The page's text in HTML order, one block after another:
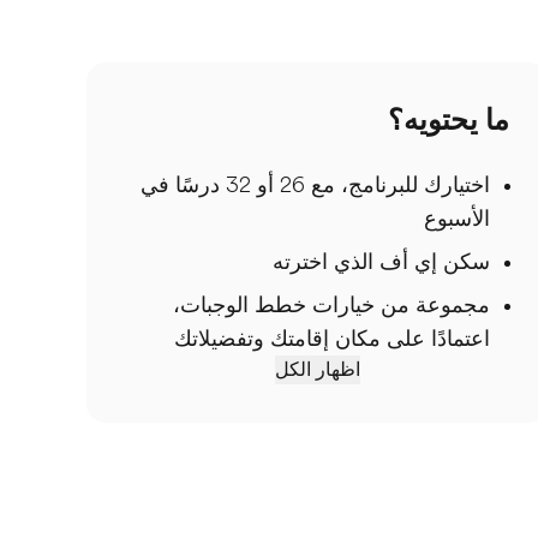
ما يحتويه؟
اختيارك للبرنامج، مع 26 أو 32 درسًا في
الأسبوع
سكن إي أف الذي اخترته
مجموعة من خيارات خطط الوجبات،
اعتمادًا على مكان إقامتك وتفضيلاتك
اظهار الكل